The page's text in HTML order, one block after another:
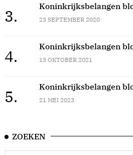
3.
Koninkrijksbelangen
23 SEPTEMBER 2020
4.
Koninkrijksbelangen
13 OKTOBER 2021
5.
Koninkrijksbelangen
21 MEI 2023
ZOEKEN